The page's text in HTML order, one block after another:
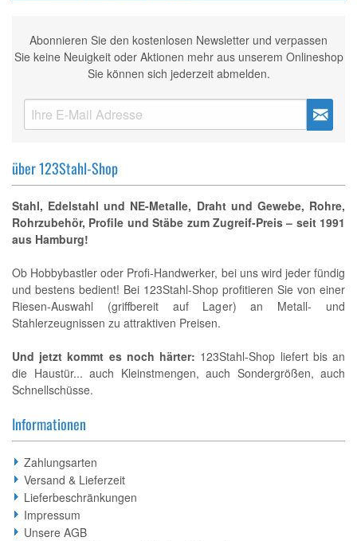
Abonnieren Sie den kostenlosen Newsletter und verpassen
Sie keine Neuigkeit oder Aktionen mehr aus unserem Onlineshop
Sie können sich jederzeit abmelden.
über 123Stahl-Shop
Stahl, Edelstahl und NE-Metalle, Draht und Gewebe, Rohre,
Rohrzubehör, Profile und Stäbe zum Zugreif-Preis – seit 1991
aus Hamburg!
Ob Hobbybastler oder Profi-Handwerker, bei uns wird jeder fündig
und bestens bedient! Bei 123Stahl-Shop profitieren Sie von einer
Riesen-Auswahl (griffbereit auf Lager) an Metall- und
Stahlerzeugnissen zu attraktiven Preisen.
Und jetzt kommt es noch härter: 123Stahl-Shop liefert bis an
die Haustür... auch Kleinstmengen, auch Sondergrößen, auch
Schnellschüsse.
Informationen
Zahlungsarten
Versand & Lieferzeit
Lieferbeschränkungen
Impressum
Unsere AGB